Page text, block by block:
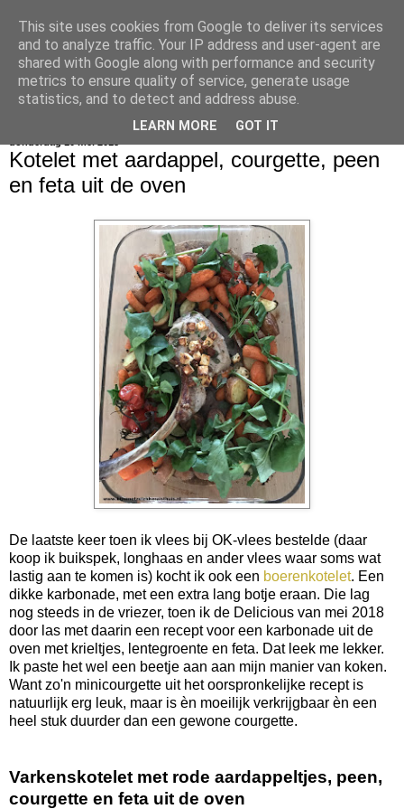
bijna net zo lekker als thuis
Kotelet met aardappel, courgette, peen
en feta uit de oven
De laatste keer toen ik vlees bij OK-vlees bestelde (daar
koop ik buikspek, longhaas en ander vlees waar soms wat
lastig aan te komen is) kocht ik ook een boerenkotelet. Een
dikke karbonade, met een extra lang botje eraan. Die lag
nog steeds in de vriezer, toen ik de Delicious van mei 2018
door las met daarin een recept voor een karbonade uit de
oven met krieltjes, lentegroente en feta. Dat leek me lekker.
Ik paste het wel een beetje aan aan mijn manier van koken.
Want zo'n minicourgette uit het oorspronkelijke recept is
natuurlijk erg leuk, maar is èn moeilijk verkrijgbaar èn een
heel stuk duurder dan een gewone courgette.
Varkenskotelet met rode aardappeltjes, peen,
courgette en feta uit de oven
This site uses cookies from Google to deliver its services
and to analyze traffic. Your IP address and user-agent are
shared with Google along with performance and security
metrics to ensure quality of service, generate usage
statistics, and to detect and address abuse.
LEARN MORE GOT IT